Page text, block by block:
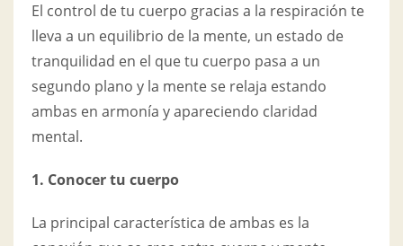
El control de tu cuerpo gracias a la respiración te
lleva a un equilibrio de la mente, un estado de
tranquilidad en el que tu cuerpo pasa a un
segundo plano y la mente se relaja estando
ambas en armonía y apareciendo claridad
mental.
1. Conocer tu cuerpo
La principal característica de ambas es la